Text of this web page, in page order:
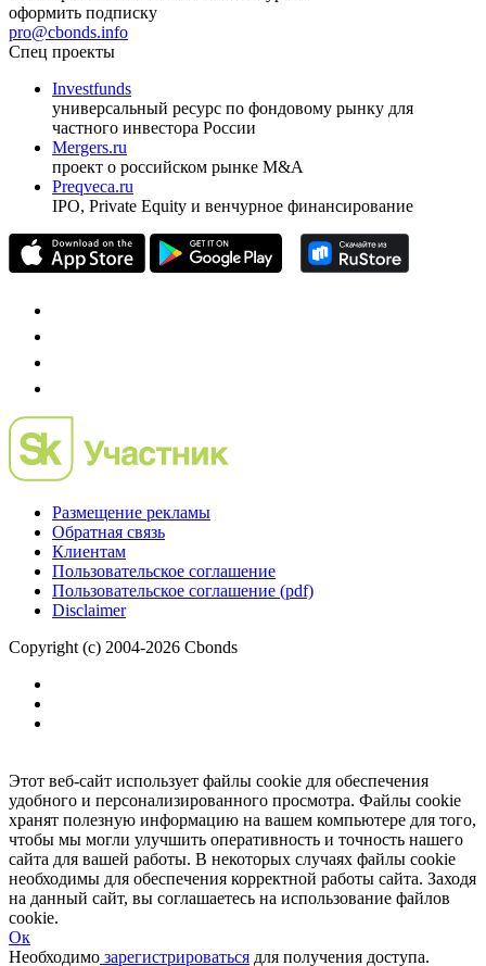
оформить подписку
pro@cbonds.info
Спец проекты
Investfunds
универсальный ресурс по фондовому рынку для
частного инвестора России
проект о российском рынке M&A
Preqveca.ru
Размещение рекламы
Обратная связь
Пользовательское соглашение
Copyright (c) 2004-2026 Cbonds
Этот веб-сайт использует файлы cookie для обеспечения
удобного и персонализированного просмотра. Файлы cookie
хранят полезную информацию на вашем компьютере для того,
чтобы мы могли улучшить оперативность и точность нашего
сайта для вашей работы. В некоторых случаях файлы cookie
необходимы для обеспечения корректной работы сайта. Заходя